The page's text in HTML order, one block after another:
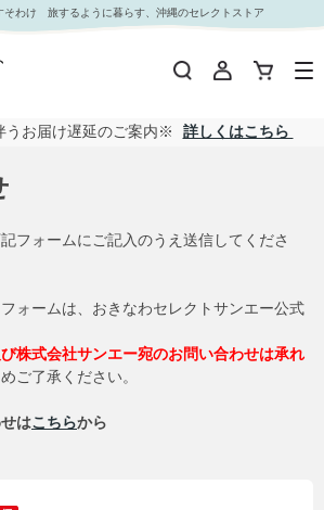
そわけ 旅するように暮らす、沖縄のセレクトストア
うお届け遅延のご案内※ 詳しくはこちら
フォームにご記入のうえ送信してくださ
ォームは、おきなわセレクトサンエー公式
株式会社サンエー宛のお問い合わせは承れ
ご了承ください。
はこちらから